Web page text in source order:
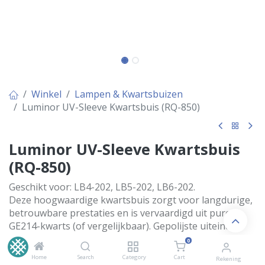
Home Search Category
0
Cart Rekening
Winkel
Lampen & Kwartsbuizen
Luminor UV-Sleeve Kwartsbuis (RQ-850)
Luminor UV-Sleeve Kwartsbuis
(RQ-850)
Geschikt voor: LB4-202, LB5-202, LB6-202.
Deze hoogwaardige kwartsbuis zorgt voor langdurige,
betrouwbare prestaties en is vervaardigd uit pure
GE214-kwarts (of vergelijkbaar). Gepolijste uiteinden
voorkomen spanningsbreuken. Wordt geleverd met
gratis vervangende O-ringen.